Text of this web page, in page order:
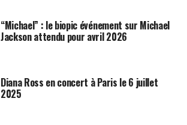
“Michael” : le biopic événement sur Michael
Jackson attendu pour avril 2026
Diana Ross en concert à Paris le 6 juillet
2025